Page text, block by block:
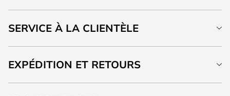
SERVICE À LA CLIENTÈLE
EXPÉDITION ET RETOURS